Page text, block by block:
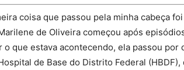
coisa que passou pela minha cabeça
de Oliveira começou após
o que estava acontecendo, ela passou por
de Base do Distrito Federal